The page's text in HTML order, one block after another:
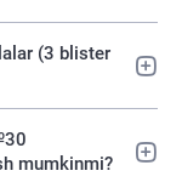
(3 blister
mumkinmi?